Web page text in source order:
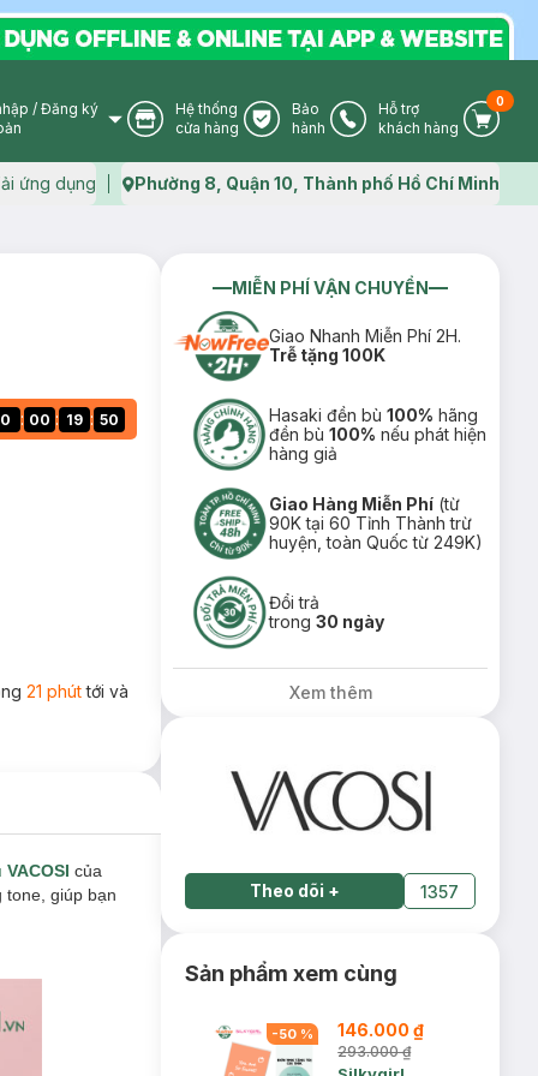
User Icon
/ Đăng ký
Store Icon
Hệ thống
cửa hàng
Warranty Icon
Bảo
hành
Phone Icon
Hỗ trợ
khách hàng
Cart
0
ứng dụng Map icon
Phường 8, Quận 10, Thành phố Hồ Chí Minh
0 : 00 : 19 : 49
21 phúttới và
của
tone, giúp bạn
MIỄN PHÍ VẬN CHUYỂN
Giao Nhanh Miễn Phí 2H.
Trễ tặng 100K
Hasaki đền bù100% hãng
đền bù100% nếu phát hiện
hàng giả
Giao Hàng Miễn Phí (từ
90K tại 60 Tỉnh Thành trừ
huyện, toàn Quốc từ 249K)
Đổi trả
trong30 ngày
Xem thêm
Theo dõi + 1357
Sản phẩm xem cùng
-50 % 146.000 ₫
293.000 ₫